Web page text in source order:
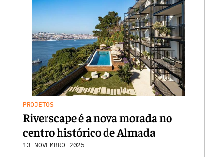
PROJETOS
Riverscape é a nova morada no
centro histórico de Almada
13 NOVEMBRO 2025